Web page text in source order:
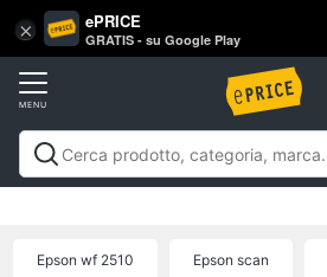
× ePRICE
GRATIS - su Google Play
Accedi
Registrati
Offerte
Vai
al
Epson wf 2510 Epson scan